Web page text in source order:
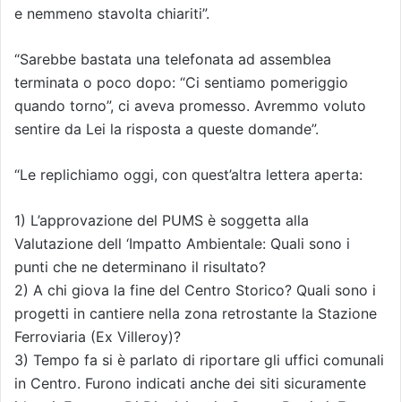
e nemmeno stavolta chiariti”.
“Sarebbe bastata una telefonata ad assemblea
terminata o poco dopo: “Ci sentiamo pomeriggio
quando torno”, ci aveva promesso. Avremmo voluto
sentire da Lei la risposta a queste domande”.
“Le replichiamo oggi, con quest’altra lettera aperta:
1) L’approvazione del PUMS è soggetta alla
Valutazione dell ‘Impatto Ambientale: Quali sono i
punti che ne determinano il risultato?
2) A chi giova la fine del Centro Storico? Quali sono i
progetti in cantiere nella zona retrostante la Stazione
Ferroviaria (Ex Villeroy)?
3) Tempo fa si è parlato di riportare gli uffici comunali
in Centro. Furono indicati anche dei siti sicuramente